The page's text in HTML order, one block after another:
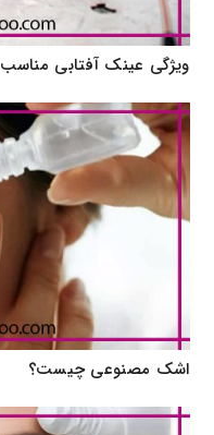
ویژگی عینک آفتابی مناسب
اشک مصنوعی چیست؟